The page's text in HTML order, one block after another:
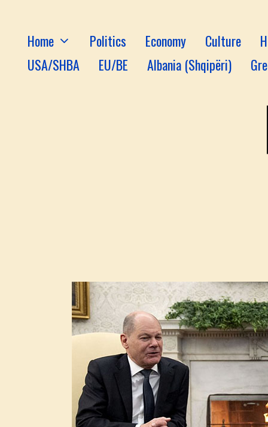
Home Politics Economy Culture
USA/SHBA
EU/BE Albania (Shqipëri)